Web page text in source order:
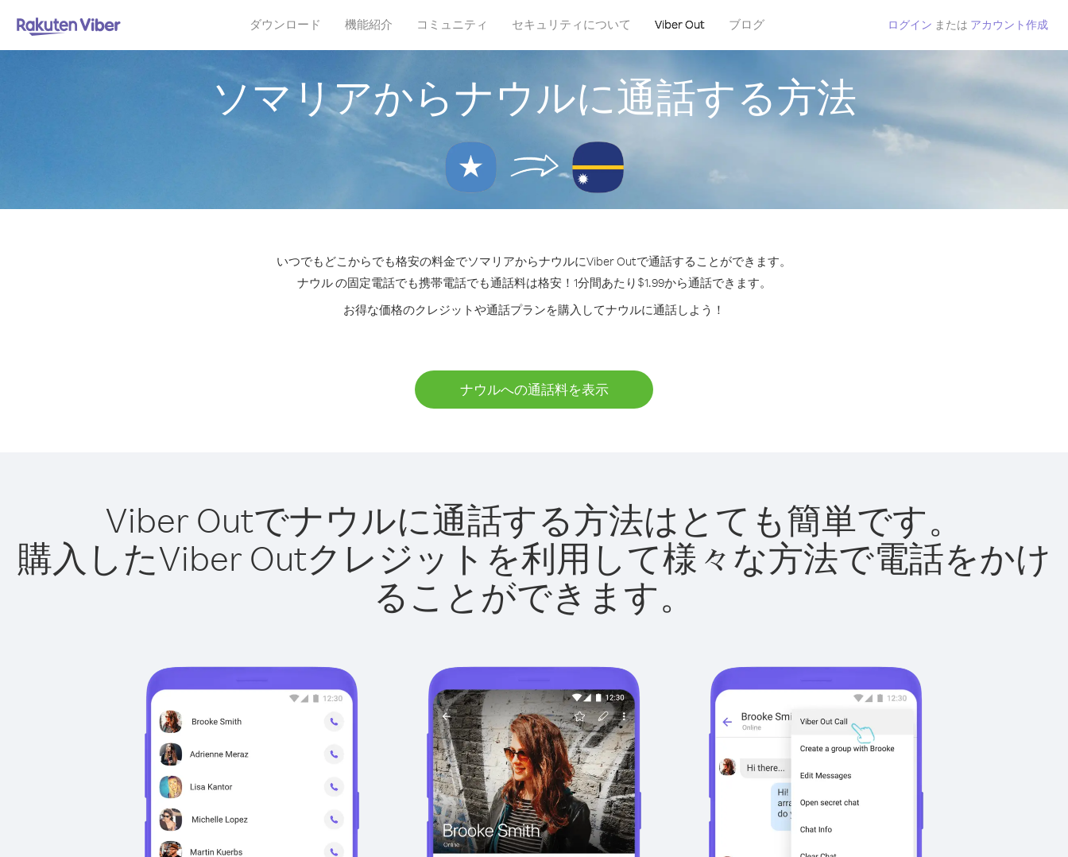
ダウンロード 機能紹介 コミュニティ セキュリティについて Viber Out ブログ ログイン または アカウント作成
ソマリアからナウルに通話する方法
いつでもどこからでも格安の料金でソマリアからナウルにViber Outで通話することができます。
ナウル の固定電話でも携帯電話でも通話料は格安！1分間あたり$1.99から通話できます。
お得な価格のクレジットや通話プランを購入してナウルに通話しよう！
ナウルへの通話料を表示
Viber Outでナウルに通話する方法はとても簡単です。
購入したViber Outクレジットを利用して様々な方法で電話をかけ
ることができます。